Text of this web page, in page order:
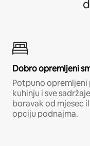
Dobro opremljeni
Potpuno opremljeni
kuhinju i sve
boravak od mjesec
opciju podnajma.